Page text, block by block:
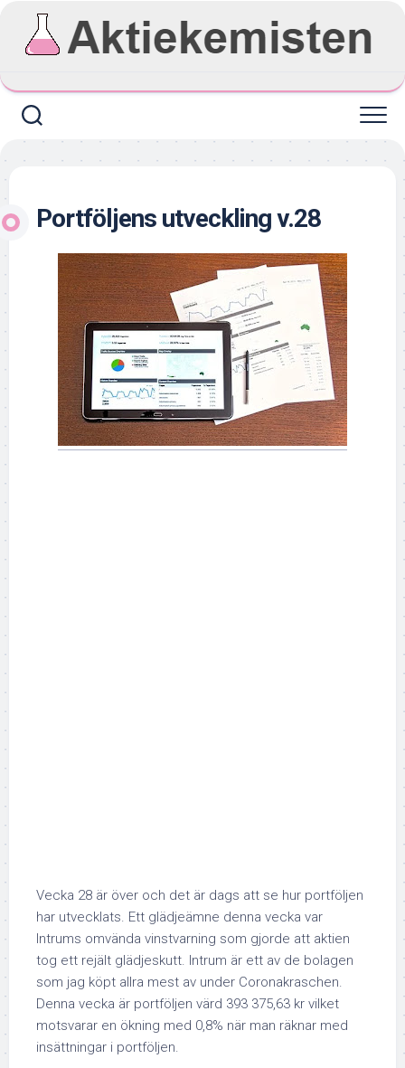
content
Portföljens utveckling v.28
Vecka 28 är över och det är dags att se hur portföljen
har utvecklats. Ett glädjeämne denna vecka var
Intrums omvända vinstvarning som gjorde att aktien
tog ett rejält glädjeskutt. Intrum är ett av de bolagen
som jag köpt allra mest av under Coronakraschen.
Denna vecka är portföljen värd 393 375,63 kr vilket
motsvarar en ökning med 0,8% när man räknar med
insättningar i portföljen.